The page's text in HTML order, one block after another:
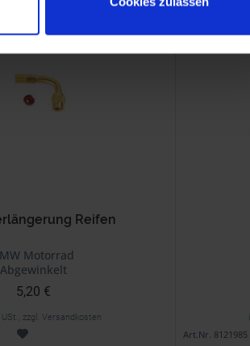
Reifen
Motorrad
Abgewinkelt
5,20 €
USt., zzgl. Versandkosten
Art.Nr. 8121985